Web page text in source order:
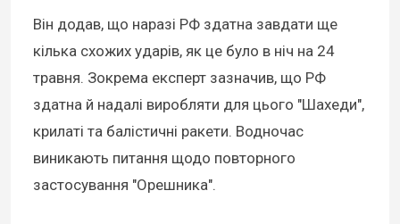
Він додав, що наразі РФ здатна завдати ще
кілька схожих ударів, як це було в ніч на 24
травня. Зокрема експерт зазначив, що РФ
здатна й надалі виробляти для цього "Шахеди",
крилаті та балістичні ракети. Водночас
виникають питання щодо повторного
застосування "Орешника".